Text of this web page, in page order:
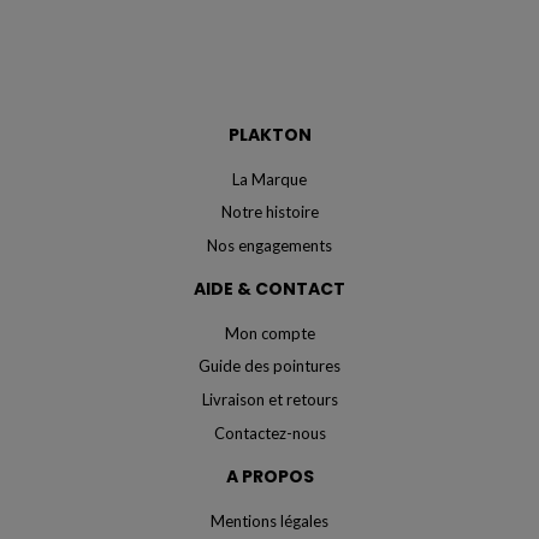
PLAKTON
La Marque
Notre histoire
Nos engagements
AIDE & CONTACT
Mon compte
Guide des pointures
Livraison et retours
Contactez-nous
A PROPOS
Mentions légales